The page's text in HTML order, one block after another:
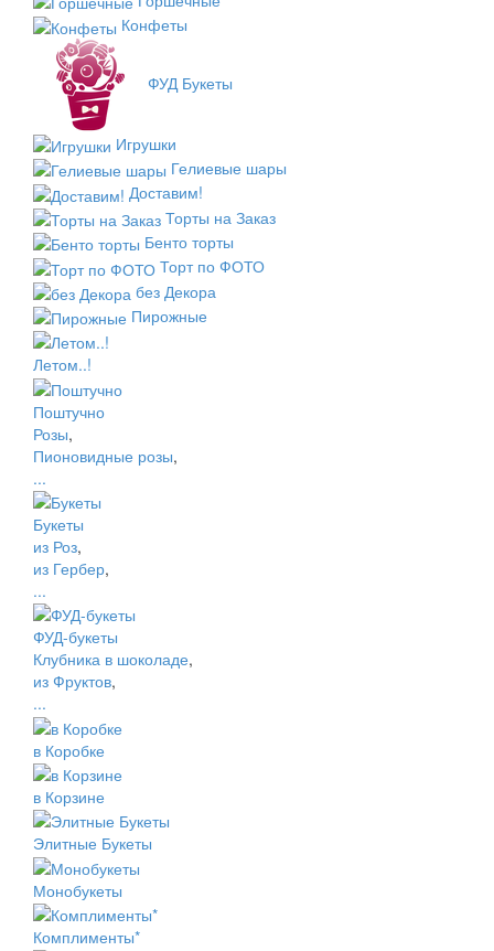
Конфеты
ФУД Букеты
Игрушки
Гелиевые шары
Доставим!
Торты на Заказ
Бенто торты
Торт по ФОТО
без Декора
Пирожные
Летом..!
Поштучно
Розы,
Пионовидные розы,
...
Букеты
из Роз,
из Гербер,
...
ФУД-букеты
Клубника в шоколаде,
из Фруктов,
...
в Коробке
в Корзине
Элитные Букеты
Монобукеты
Комплименты*